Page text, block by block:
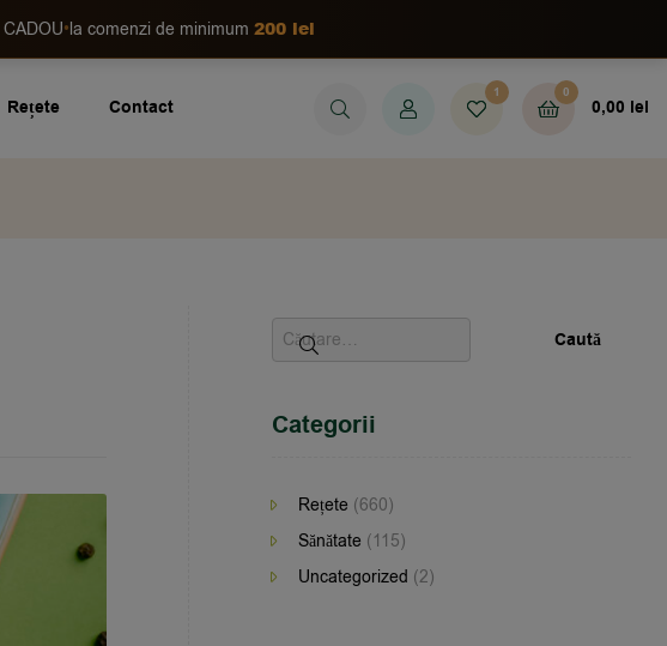
CADOU•la comenzi de minimum 200 lei
Rețete Contact
1 0
0,00 lei
Categorii
Rețete (660)
Sănătate (115)
Uncategorized (2)